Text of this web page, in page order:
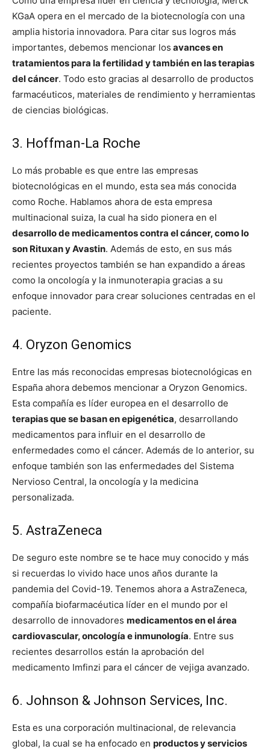
KGaA opera en el mercado de la biotecnología con una
amplia historia innovadora. Para citar sus logros más
importantes, debemos mencionar los avances en
tratamientos para la fertilidad y también en las terapias
del cáncer. Todo esto gracias al desarrollo de productos
farmacéuticos, materiales de rendimiento y herramientas
de ciencias biológicas.
3. Hoffman-La Roche
Lo más probable es que entre las empresas
biotecnológicas en el mundo, esta sea más conocida
como Roche. Hablamos ahora de esta empresa
multinacional suiza, la cual ha sido pionera en el
desarrollo de medicamentos contra el cáncer, como lo
son Rituxan y Avastin. Además de esto, en sus más
recientes proyectos también se han expandido a áreas
como la oncología y la inmunoterapia gracias a su
enfoque innovador para crear soluciones centradas en el
paciente.
4. Oryzon Genomics
Entre las más reconocidas empresas biotecnológicas en
España ahora debemos mencionar a Oryzon Genomics.
Esta compañía es líder europea en el desarrollo de
terapias que se basan en epigenética, desarrollando
medicamentos para influir en el desarrollo de
enfermedades como el cáncer. Además de lo anterior, su
enfoque también son las enfermedades del Sistema
Nervioso Central, la oncología y la medicina
personalizada.
5. AstraZeneca
De seguro este nombre se te hace muy conocido y más
si recuerdas lo vivido hace unos años durante la
pandemia del Covid-19. Tenemos ahora a AstraZeneca,
compañía biofarmacéutica líder en el mundo por el
desarrollo de innovadores medicamentos en el área
cardiovascular, oncología e inmunología. Entre sus
recientes desarrollos están la aprobación del
medicamento Imfinzi para el cáncer de vejiga avanzado.
6. Johnson & Johnson Services, Inc.
Esta es una corporación multinacional, de relevancia
global, la cual se ha enfocado en productos y servicios